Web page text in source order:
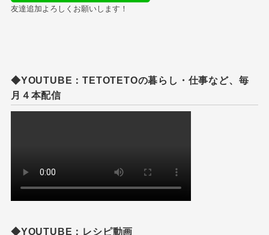
友達追加よろしくお願いします！
◆YOUTUBE：TETOTETOの暮らし・仕事など、毎
月４本配信
◆YOUTUBE：レシピ動画